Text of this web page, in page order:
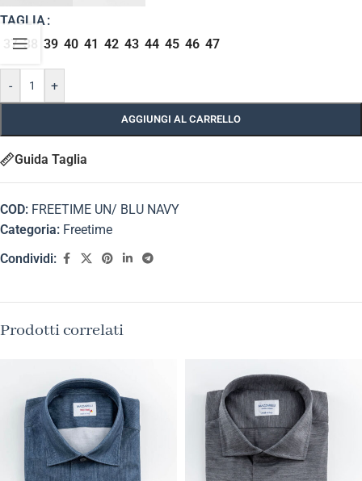
TAGLIA
37 38 39 40 41 42 43 44 45 46 47
- +
AGGIUNGI AL CARRELLO
Guida Taglia
COD: FREETIME UN/ BLU NAVY
Categoria: Freetime
Condividi:
Prodotti correlati